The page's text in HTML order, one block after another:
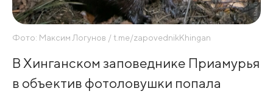
Фото: Максим Логунов / t.me/zapovednikKhingan
В Хинганском заповеднике Приамурья
в объектив фотоловушки попала